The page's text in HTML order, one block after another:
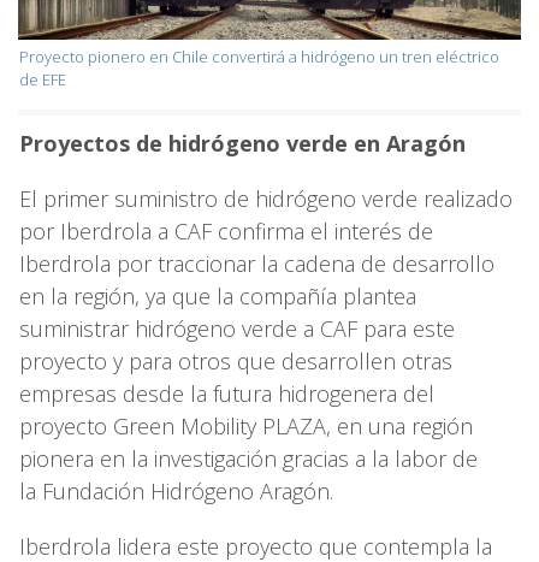
Proyecto pionero en Chile convertirá a hidrógeno un tren eléctrico
de EFE
Proyectos de hidrógeno verde en Aragón
El primer suministro de hidrógeno verde realizado
por Iberdrola a CAF confirma el interés de
Iberdrola por traccionar la cadena de desarrollo
en la región, ya que la compañía plantea
suministrar hidrógeno verde a CAF para este
proyecto y para otros que desarrollen otras
empresas desde la futura hidrogenera del
proyecto Green Mobility PLAZA, en una región
pionera en la investigación gracias a la labor de
la Fundación Hidrógeno Aragón.
Iberdrola lidera este proyecto que contempla la